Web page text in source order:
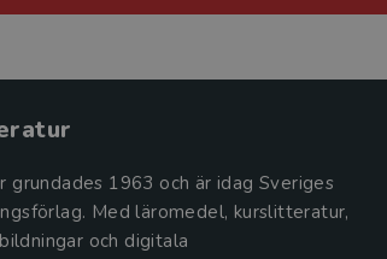
1963 och är idag Sveriges
Med läromedel, kurslitteratur,
och digitala